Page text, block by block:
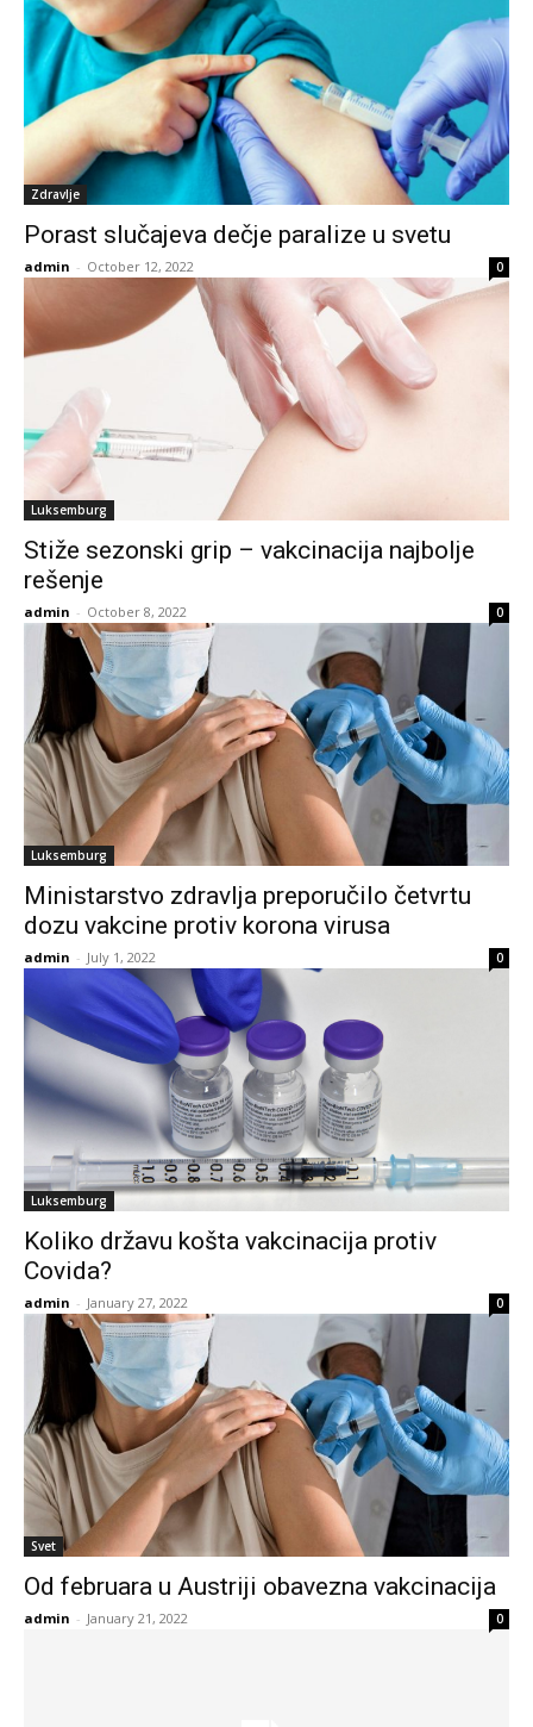
Zdravlje
Porast slučajeva dečje paralize u svetu
admin - October 12, 2022 0
Luksemburg
Stiže sezonski grip – vakcinacija najbolje
rešenje
admin - October 8, 2022 0
Luksemburg
Ministarstvo zdravlja preporučilo četvrtu
dozu vakcine protiv korona virusa
admin - July 1, 2022 0
Luksemburg
Koliko državu košta vakcinacija protiv
Covida?
admin - January 27, 2022 0
Svet
Od februara u Austriji obavezna vakcinacija
admin - January 21, 2022 0